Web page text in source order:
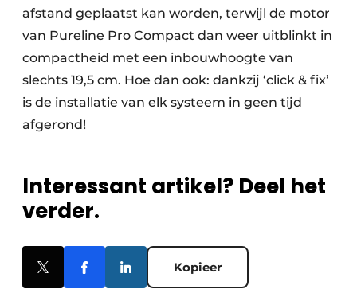
afstand geplaatst kan worden, terwijl de motor
van Pureline Pro Compact dan weer uitblinkt in
compactheid met een inbouwhoogte van
slechts 19,5 cm. Hoe dan ook: dankzij ‘click & fix’
is de installatie van elk systeem in geen tijd
afgerond!
Interessant artikel? Deel het
verder.
Kopieer